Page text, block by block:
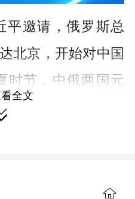
平邀请，俄罗斯总
北京，开始对中国
时节，中俄两国元
面会晤，就双边关
全文